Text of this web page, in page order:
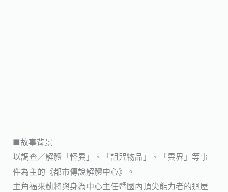
■故事背景
以調查／解體「怪異」、「詛咒物品」、「異界」等事
件為主的《都市傳說解體中心》。
主角福來薊將與身為中心主任暨國內頂尖能力者的迴屋